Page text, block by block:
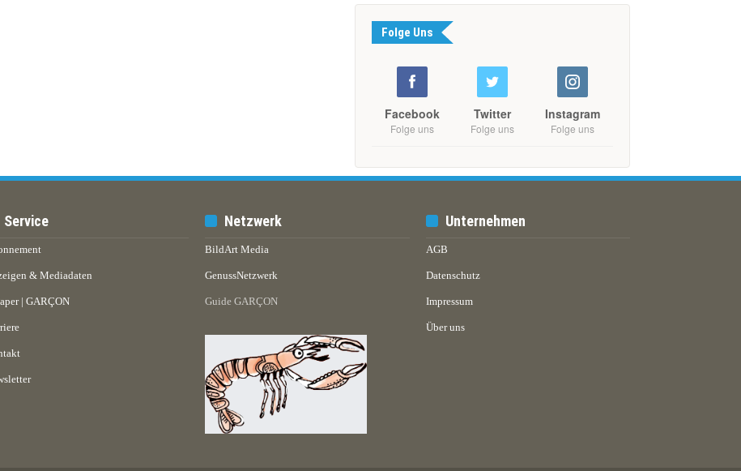
Folge Uns
Facebook
Folge uns
Twitter
Folge uns
Instagram
Folge uns
Service
& Mediadaten
| GARÇON
Netzwerk
BildArt Media
GenussNetzwerk
Guide GARÇON
Unternehmen
AGB
Datenschutz
Impressum
Über uns